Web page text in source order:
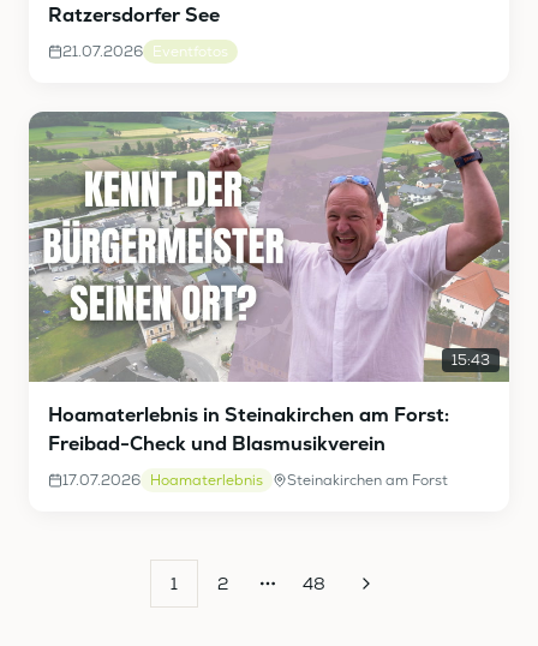
Ratzersdorfer See
21.07.2026 Eventfotos
15:43
Hoamaterlebnis in Steinakirchen am Forst:
Freibad-Check und Blasmusikverein
17.07.2026 Hoamaterlebnis Steinakirchen am Forst
1 2 More pages
48